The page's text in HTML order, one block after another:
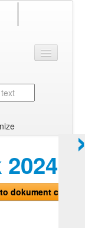
dokument chci!